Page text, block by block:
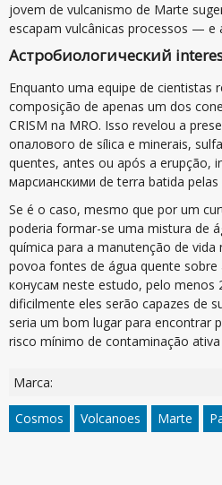
jovem de vulcanismo de Marte
escapam vulcânicas processos — e
Астробиологический
Enquanto uma equipe de cientistas
composição de apenas um dos
CRISM na MRO. Isso revelou a
опалового de sílica e minerais,
quentes, antes ou após a erupção,
марсианскими de terra batida pelas
Se é o caso, mesmo que por um
poderia formar-se uma mistura de
química para a manutenção de
povoa fontes de água quente sobre
конусам neste estudo, pelo menos
dificilmente eles serão capazes de
seria um bom lugar para encontrar
risco mínimo de contaminação
Marca:
Cosmos Volcanoes Marte